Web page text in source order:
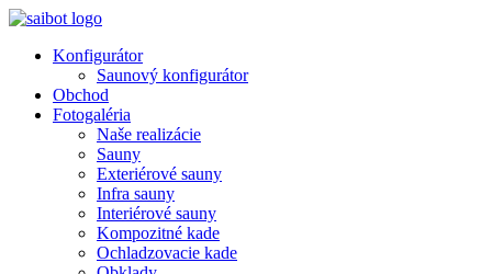
Preskočiť
obsah
Konfigurátor
Saunový konfigurátor
Obchod
Fotogaléria
Naše realizácie
Sauny
Exteriérové sauny
Infra sauny
Interiérové sauny
Kompozitné kade
Ochladzovacie kade